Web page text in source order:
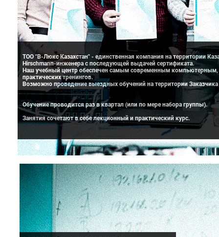
ТОО "В-Люкс Казахстан" - единственная компания на территории
Hirschmann-инженера с последующей выдачей сертификата.
Наш учебный центр обеспечен самым современным
практических тренингов.
Возможно проведение выездных обучений на территории Заказчика
Обучение проводится раз в квартал (или по мере набора группы).
Занятия сочетают в себе лекционный и практический курс.